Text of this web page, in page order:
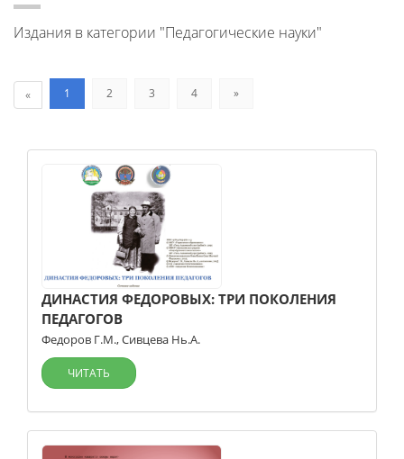
Издания в категории "Педагогические науки"
« 1 2 3 4 »
ДИНАСТИЯ ФЕДОРОВЫХ: ТРИ ПОКОЛЕНИЯ
ПЕДАГОГОВ
Федоров Г.М.,Сивцева Нь.А.
ЧИТАТЬ